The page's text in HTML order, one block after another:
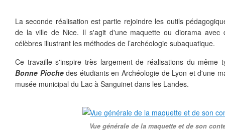
La seconde réalisation est partie rejoindre les outils
de la ville de Nice. Il s'agit d'une maquette ou diorama avec
célèbres illustrant les méthodes de l’archéologie subaquatique.
Ce travaille s'inspire très largement de réalisations du même
Bonne Piochedes étudiants en Archéologie de Lyon et d'une
musée municipal du Lac à Sanguinet dans les Landes.
Vue générale de la maquette et de son